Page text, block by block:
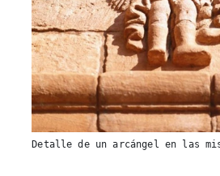
Detalle de un arcángel en las